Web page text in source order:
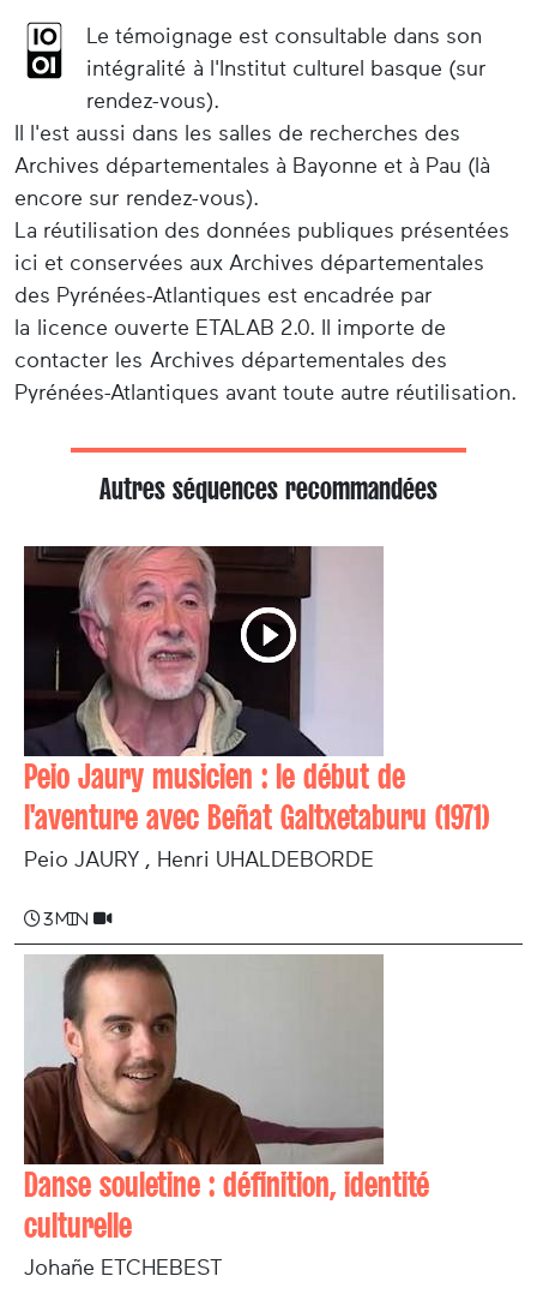
Le témoignage est consultable dans son
intégralité à l'Institut culturel basque (sur
rendez-vous).
Il l'est aussi dans les salles de recherches des
Archives départementales à Bayonne et à Pau (là
encore sur rendez-vous).
La réutilisation des données publiques présentées
ici et conservées aux Archives départementales
des Pyrénées-Atlantiques est encadrée par
la licence ouverte ETALAB 2.0. Il importe de
contacter les Archives départementales des
Pyrénées-Atlantiques avant toute autre réutilisation.
Autres séquences recommandées
Peio Jaury musicien : le début de
l'aventure avec Beñat Galtxetaburu (1971)
Peio JAURY , Henri UHALDEBORDE
3 min
Danse souletine : définition, identité
culturelle
Johañe ETCHEBEST